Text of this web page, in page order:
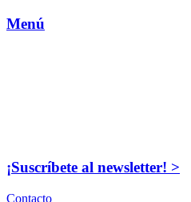
Menú
¡Suscríbete al newsletter! >
Contacto